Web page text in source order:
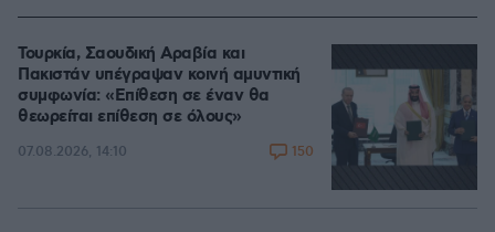
Τουρκία, Σαουδική Αραβία και
Πακιστάν υπέγραψαν κοινή αμυντική
συμφωνία: «Επίθεση σε έναν θα
θεωρείται επίθεση σε όλους»
07.08.2026, 14:10 150